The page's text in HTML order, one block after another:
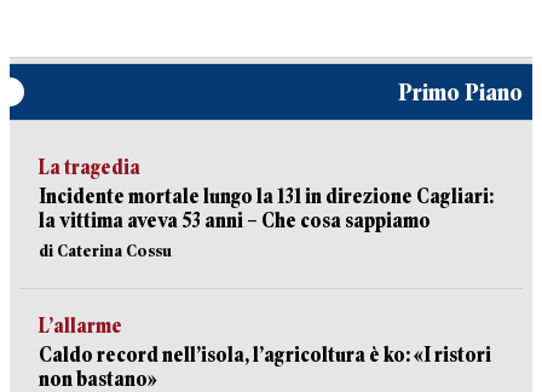
Primo Piano
La tragedia
Incidente mortale lungo la 131 in direzione Cagliari:
la vittima aveva 53 anni – Che cosa sappiamo
di Caterina Cossu
L’allarme
Caldo record nell’isola, l’agricoltura è ko: «I ristori
non bastano»